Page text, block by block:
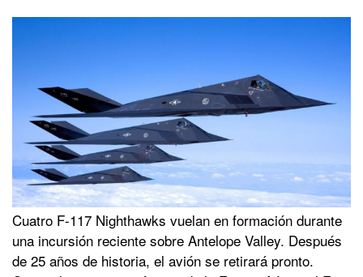
Cuatro F-117 Nighthawks vuelan en formación durante
una incursión reciente sobre Antelope Valley. Después
de 25 años de historia, el avión se retirará pronto.